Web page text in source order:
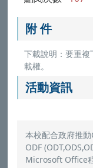
附 件
下載說明：要重
載權。
活動資訊
本校配合政府推
ODF
Microsoft Office